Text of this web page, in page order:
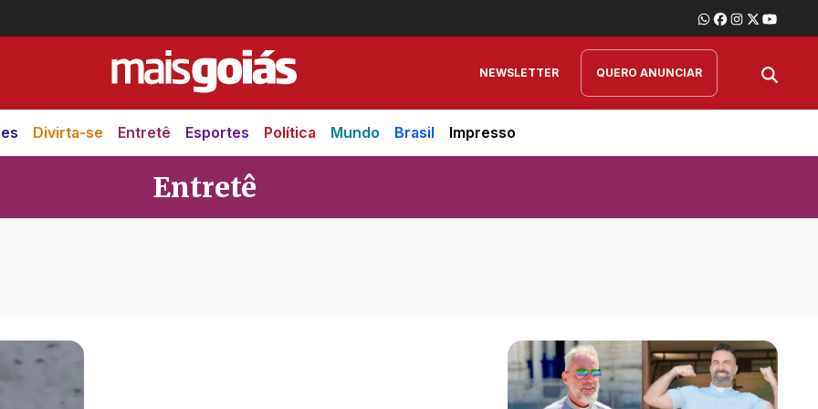
NEWSLETTER QUERO ANUNCIAR
Divirta-se Entretê Esportes Política Mundo Brasil Impresso
Entretê